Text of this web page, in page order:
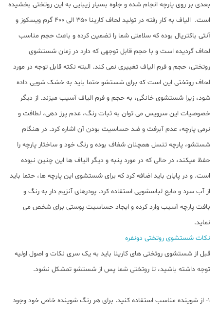
بعدی بر روی پارچه انجام شده و جلوه بسیار زیبایی به این روتختی بخشیده
است. الیاف به کار رفته در تولید لحاف کارینا ۳۵۰ الی ۴۰۰ گرم ویسکوز و
آنتی باکتریال بوده که سلامتی شما را تضمین کرده و باعث حجم مناسب
لحاف گردیده است و با حجم قابل توجهی که دارد در زمان شستشوی
روتختی، حجم و فرم الیاف تغییری نمی کند. البته نکته قابل توجه در مورد
لحاف روتختی این است که برای شستشو حتما باید به خشک شویی داده
شود، زیرا شستشوی خانگی، به حجم و فرم الیاف آسیب میزند. از دیگر
ﺧﺼﻮﺻﯿﺎت این سرویس می توان به ﺛﺒﺎت رﻧﮓ، ﻋﺪم ﭘﺮز دﻫﯽ، ﻟﻄﺎﻓﺖ و
ﻧﺮﻣﯽ پارچه، عدم آﺑﺮﻓﺖ و ضد حساسیت بودن آن اشاره کرد. در هنگام
شستشو، پارچه تنسل همچنان شفاف بوده و رنگ خود و ساختار پارچه را
حفظ میکند، در حالی که در مورد پنبه و دیگر الیاف ها این چنین نبوده
است. و در پایان باید اضافه کرد که برای شستشوی این پارچه ها، حتما باید
از آب سرد و مایع لباسشویی استفاده کرد. پودرهای آنزیم دار به رنگ و
بافت پارچه آسیب وارد کرده و ایجاد حساسیت پوستی برای شخص می
نماید.
نکات شستشوی روتختی دونفره
قبل از شستشوی روتختی های کارینا باید به یک سری نکات و اصول اولیه
توجه داشته باشید، تا روتختی شما پس از شستشو تمشکل نشود.
1- از شوینده مناسب استفاده کنید. برای هر رنگ شوینده خاص خود وجود